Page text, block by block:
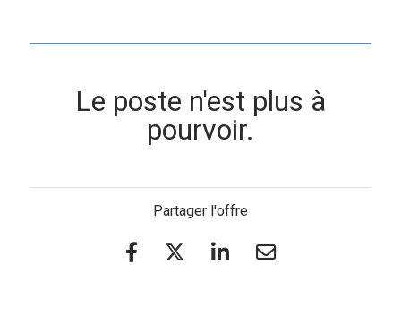
Le poste n'est plus à
pourvoir.
Partager l'offre